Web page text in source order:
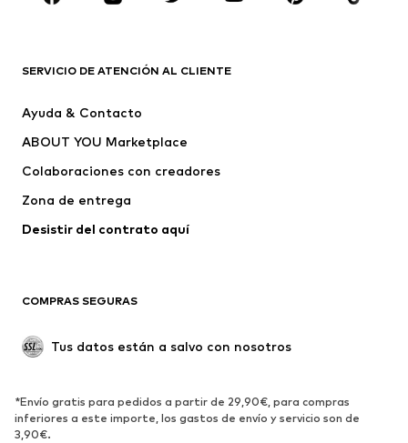
Vestidos
Camisetas y tops
Chaquetas
Jerséis y punto
Ropa interior
Abrigos
Tallas grandes
Reciclado
ZAPATOS
Nuevo
SERVICIO DE ATENCIÓN AL CLIENTE
Ayuda & Contacto
ABOUT YOU Marketplace
Colaboraciones con creadores
Zona de entrega
Desistir del contrato aquí
COMPRAS SEGURAS
Tus datos están a salvo con nosotros
*Envío gratis para pedidos a partir de 29,90€, para compras
inferiores a este importe, los gastos de envío y servicio son de
3,90€.